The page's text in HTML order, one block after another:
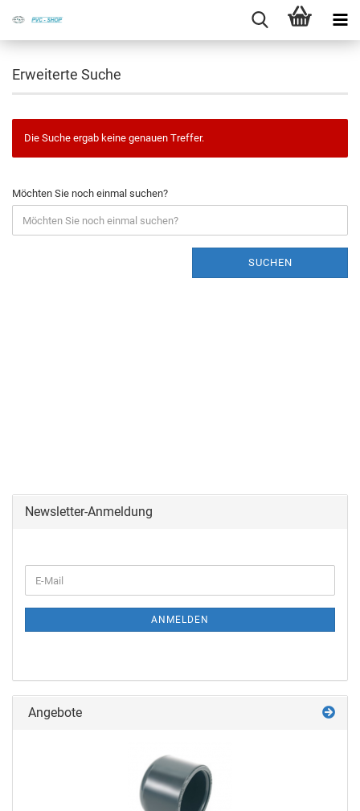
Erweiterte Suche
Die Suche ergab keine genauen Treffer.
Möchten Sie noch einmal suchen?
SUCHEN
Newsletter-Anmeldung
ANMELDEN
Angebote